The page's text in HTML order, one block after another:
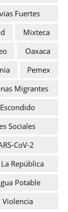
Fuertes
Mixteca
Oaxaca
Pemex
Migrantes
Sociales
CoV-2
República
Potable
Violencia